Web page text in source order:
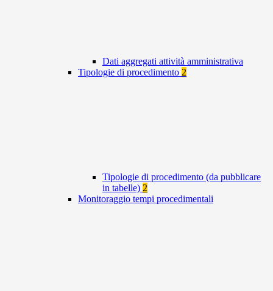
Dati aggregati attività amministrativa
Tipologie di procedimento 2
Tipologie di procedimento (da pubblicare
in tabelle) 2
Monitoraggio tempi procedimentali